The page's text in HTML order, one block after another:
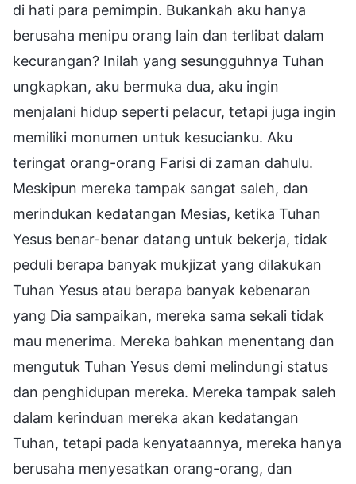
di hati para pemimpin. Bukankah aku hanya
berusaha menipu orang lain dan terlibat dalam
kecurangan? Inilah yang sesungguhnya Tuhan
ungkapkan, aku bermuka dua, aku ingin
menjalani hidup seperti pelacur, tetapi juga ingin
memiliki monumen untuk kesucianku. Aku
teringat orang-orang Farisi di zaman dahulu.
Meskipun mereka tampak sangat saleh, dan
merindukan kedatangan Mesias, ketika Tuhan
Yesus benar-benar datang untuk bekerja, tidak
peduli berapa banyak mukjizat yang dilakukan
Tuhan Yesus atau berapa banyak kebenaran
yang Dia sampaikan, mereka sama sekali tidak
mau menerima. Mereka bahkan menentang dan
mengutuk Tuhan Yesus demi melindungi status
dan penghidupan mereka. Mereka tampak saleh
dalam kerinduan mereka akan kedatangan
Tuhan, tetapi pada kenyataannya, mereka hanya
berusaha menyesatkan orang-orang, dan